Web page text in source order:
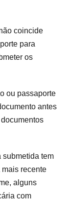
coincide
para
os
ou passaporte
antes
submetida tem
mais recente
alguns
com